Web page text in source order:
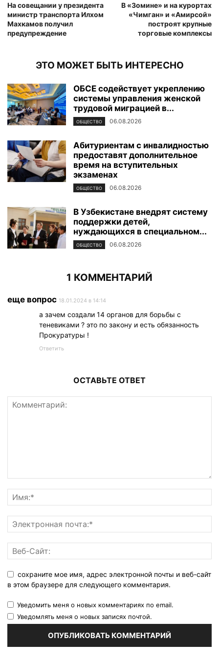
На совещании у президента
министр транспорта Илхом
Махкамов получил
предупреждение
В «Зомине» и на курортах
«Чимган» и «Амирсой»
построят крупные
торговые комплексы
ЭТО МОЖЕТ БЫТЬ ИНТЕРЕСНО
ОБСЕ содействует укреплению
системы управления женской
трудовой миграцией в...
ОБЩЕСТВО 06.08.2026
Абитуриентам с инвалидностью
предоставят дополнительное
время на вступительных
экзаменах
ОБЩЕСТВО 06.08.2026
В Узбекистане внедрят систему
поддержки детей,
нуждающихся в специальном...
ОБЩЕСТВО 06.08.2026
1 КОММЕНТАРИЙ
еще вопрос 18.01.2024 в 14:14
а зачем создали 14 органов для борьбы с
теневиками ? это по закону и есть обязанность
Прокуратуры !
Ответить
ОСТАВЬТЕ ОТВЕТ
сохраните мое имя, адрес электронной почты и веб-сайт
в этом браузере для следующего комментария.
Уведомить меня о новых комментариях по email.
Уведомлять меня о новых записях почтой.